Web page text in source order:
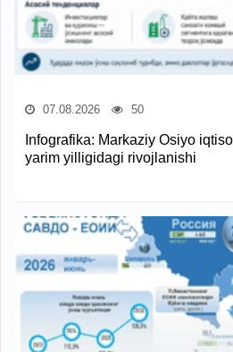
07.08.2026 50
Infografika: Markaziy Osiyo
yarim yilligidagi rivojlanishi